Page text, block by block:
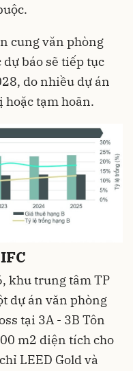
cung văn phòng
báo sẽ tiếp tục
do nhiều dự án
tạm hoãn.
khu trung tâm TP
dự án văn phòng
tại 3A - 3B Tôn
m2 diện tích cho
LEED Gold và